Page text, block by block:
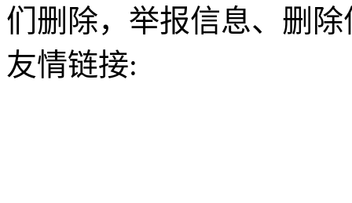
们删除，举报信息、删
友情链接: